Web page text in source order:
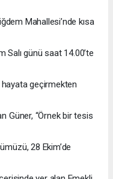
Mahallesi’nde kısa
Salı günü saat 14.00’te
geçirmekten
Güner, “Örnek bir tesis
28 Ekim’de